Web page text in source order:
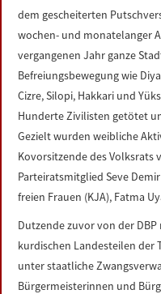
dem gescheiterten
wochen- und monatelanger
vergangenen Jahr ganze
Befreiungsbewegung wie
Cizre, Silopi, Hakkari und
Hunderte Zivilisten getötet
Gezielt wurden weibliche
Kovorsitzende des Volksrats
Parteiratsmitglied Seve
freien Frauen (KJA), Fatma
Dutzende zuvor von der
kurdischen Landesteilen der
unter staatliche
Bürgermeisterinnen und